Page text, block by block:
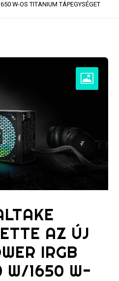
W-OS TITANIUM TÁPEGYSÉGET
AZ ÚJ
IRGB
W/1650 W-